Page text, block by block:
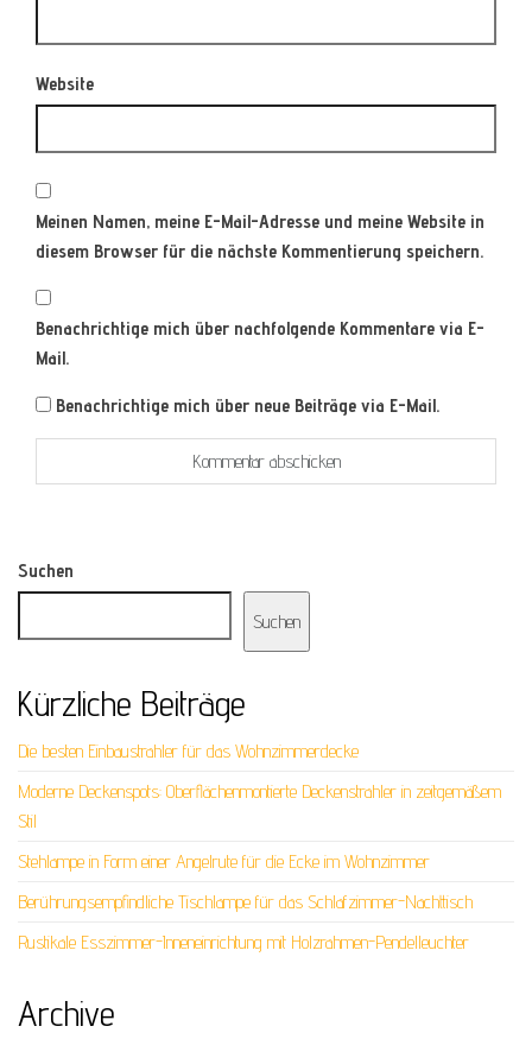
Website
Meinen Namen, meine E-Mail-Adresse und meine Website in
diesem Browser für die nächste Kommentierung speichern.
Benachrichtige mich über nachfolgende Kommentare via E-
Mail.
Benachrichtige mich über neue Beiträge via E-Mail.
Suchen
Suchen
Kürzliche Beiträge
Die besten Einbaustrahler für das Wohnzimmerdecke
Moderne Deckenspots: Oberflächenmontierte Deckenstrahler in zeitgemäßem
Stil
Stehlampe in Form einer Angelrute für die Ecke im Wohnzimmer
Berührungsempfindliche Tischlampe für das Schlafzimmer-Nachttisch
Rustikale Esszimmer-Inneneinrichtung mit Holzrahmen-Pendelleuchter
Archive